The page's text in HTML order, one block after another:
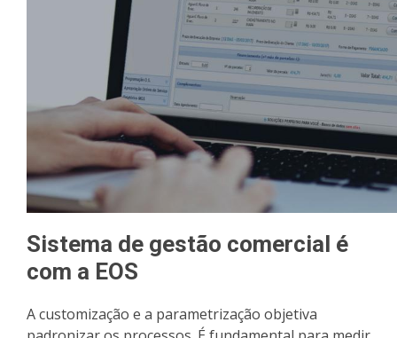
Sistema de gestão comercial é
com a EOS
A customização e a parametrização objetiva